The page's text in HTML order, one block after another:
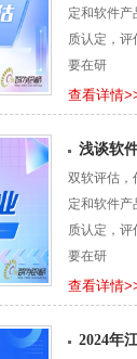
定和软件
质认定，
要在研
查看详情
浅谈软
双软评估，
定和软件
质认定，
要在研
查看详情
2024年